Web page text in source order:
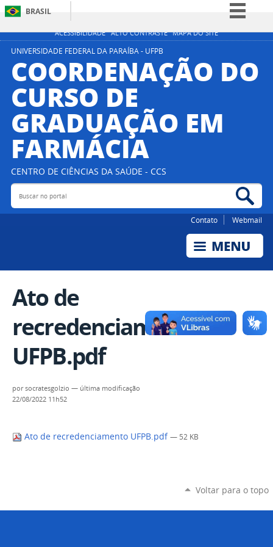
ACESSIBILIDADE ALTO CONTRASTE MAPA DO SITE
BRASIL
Simplifique!
Participe
Acesso à informação
Canais
UNIVERSIDADE FEDERAL DA PARAÍBA - UFPB
COORDENAÇÃO DO
CURSO DE
GRADUAÇÃO EM
FARMÁCIA
CENTRO DE CIÊNCIAS DA SAÚDE - CCS
Buscar no portal
Contato Webmail
Ato de
recredenciamento
UFPB.pdf
porsocratesgolzio — última modificação
22/08/2022 11h52
Ato de recredenciamento UFPB.pdf — 52 KB
Voltar para o topo